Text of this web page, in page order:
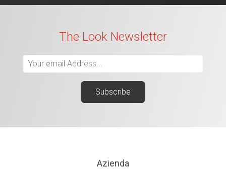
The Look Newsletter
Azienda